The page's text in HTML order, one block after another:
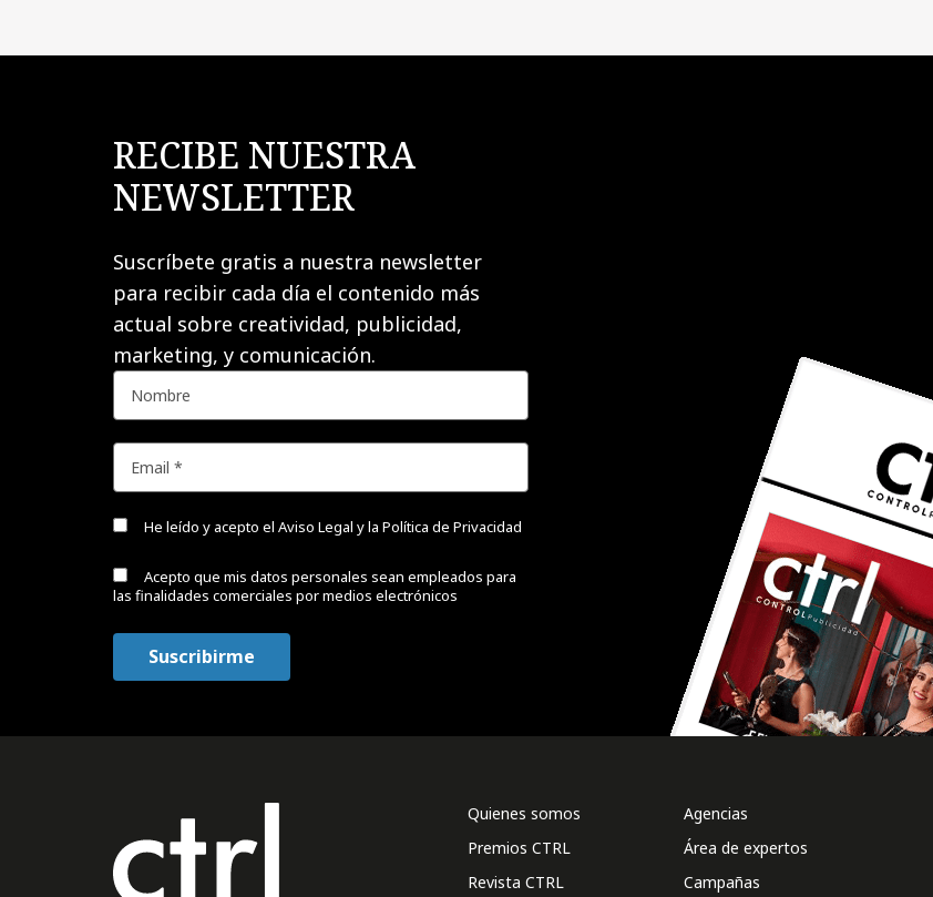
RECIBE NUESTRA
NEWSLETTER
Suscríbete gratis a nuestra newsletter
para recibir cada día el contenido más
actual sobre creatividad, publicidad,
marketing, y comunicación.
He leído y acepto el Aviso Legal y la Política de Privacidad
Acepto que mis datos personales sean empleados para
las finalidades comerciales por medios electrónicos
Quienes somos
Premios CTRL
Revista CTRL
Agencias
Área de expertos
Campañas